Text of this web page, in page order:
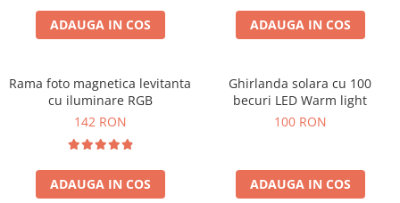
Cadouri pentru Bunici
Cadouri pentru Prieteni
Cel ce are tot
Cadouri Nunta si Cununie civila
ADAUGA IN COS ADAUGA IN COS
Rama foto magnetica levitanta
cu iluminare RGB
142 RON
ADAUGA IN COS
Ghirlanda solara cu 100
becuri LED Warm light
100 RON
ADAUGA IN COS